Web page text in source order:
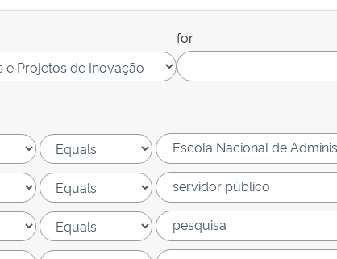
for